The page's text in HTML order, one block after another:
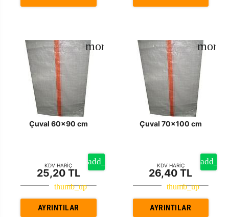
Çuval 60x90 cm
KDV HARİÇ
25,20 TL
AYRINTILAR
Çuval 70x100 cm
KDV HARİÇ
26,40 TL
AYRINTILAR